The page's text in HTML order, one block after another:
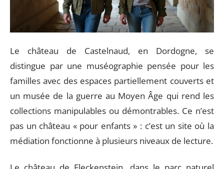
Le château de Castelnaud, en Dordogne, se
distingue par une muséographie pensée pour les
familles avec des espaces partiellement couverts et
un musée de la guerre au Moyen Âge qui rend les
collections manipulables ou démontrables. Ce n’est
pas un château « pour enfants » : c’est un site où la
médiation fonctionne à plusieurs niveaux de lecture.